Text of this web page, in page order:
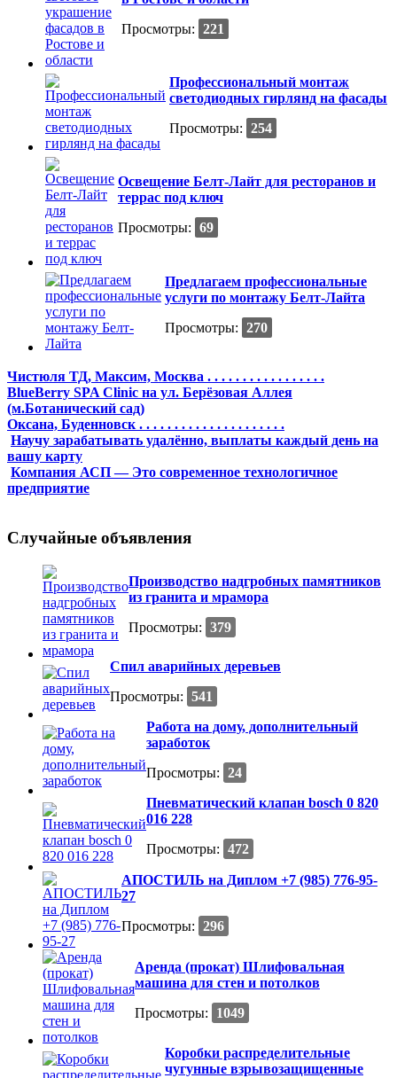
Просмотры: 221
Профессиональный монтаж
светодиодных гирлянд на фасады
Просмотры: 254
Освещение Белт-Лайт для ресторанов и
террас под ключ
Просмотры: 69
Предлагаем профессиональные
услуги по монтажу Белт-Лайта
Просмотры: 270
Чистюля ТД, Максим, Москва . . . . . . . . . . . . . . . . .
BlueBerry SPA Clinic на ул. Берёзовая Аллея
(м.Ботанический сад)
Оксана, Буденновск . . . . . . . . . . . . . . . . . . . . .
Научу зарабатывать удалённо, выплаты каждый день на
вашу карту
Компания АСП — Это современное технологичное
предприятие
Случайные объявления
Производство надгробных памятников
из гранита и мрамора
Просмотры: 379
Спил аварийных деревьев
Просмотры: 541
Работа на дому, дополнительный
заработок
Просмотры: 24
Пневматический клапан bosch 0 820
016 228
Просмотры: 472
АПОСТИЛЬ на Диплом +7 (985) 776-95-
27
Просмотры: 296
Аренда (прокат) Шлифовальная
машина для стен и потолков
Просмотры:
1049
Коробки распределительные
чугунные взрывозащищенные